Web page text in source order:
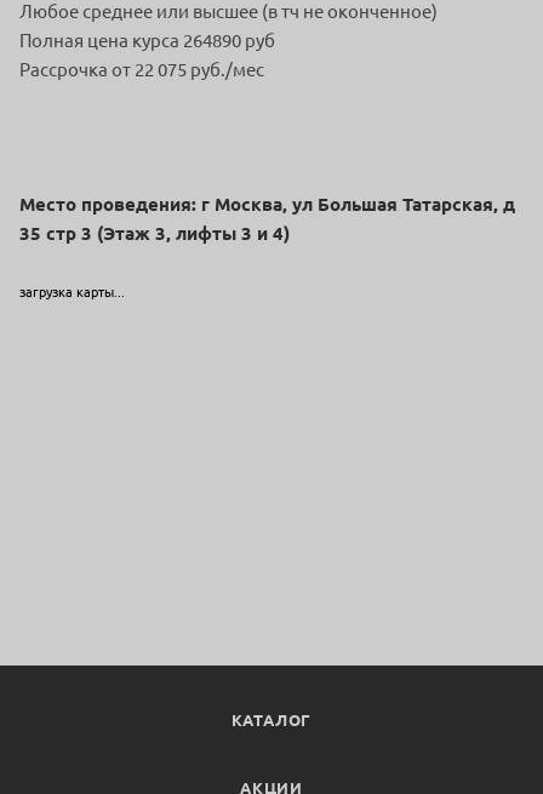
Любое среднее или высшее (в тч не оконченное)
Полная цена курса 264890 руб
Рассрочка от 22 075 руб./мес
Место проведения: г Москва, ул Большая Татарская, д
35 стр 3 (Этаж 3, лифты 3 и 4)
загрузка карты...
КАТАЛОГ
АКЦИИ